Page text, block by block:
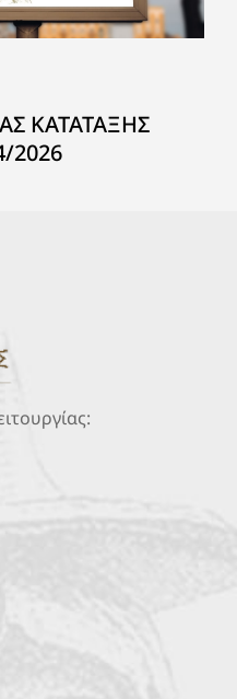
ΚΑΤΑΤΑΞΗΣ
2026